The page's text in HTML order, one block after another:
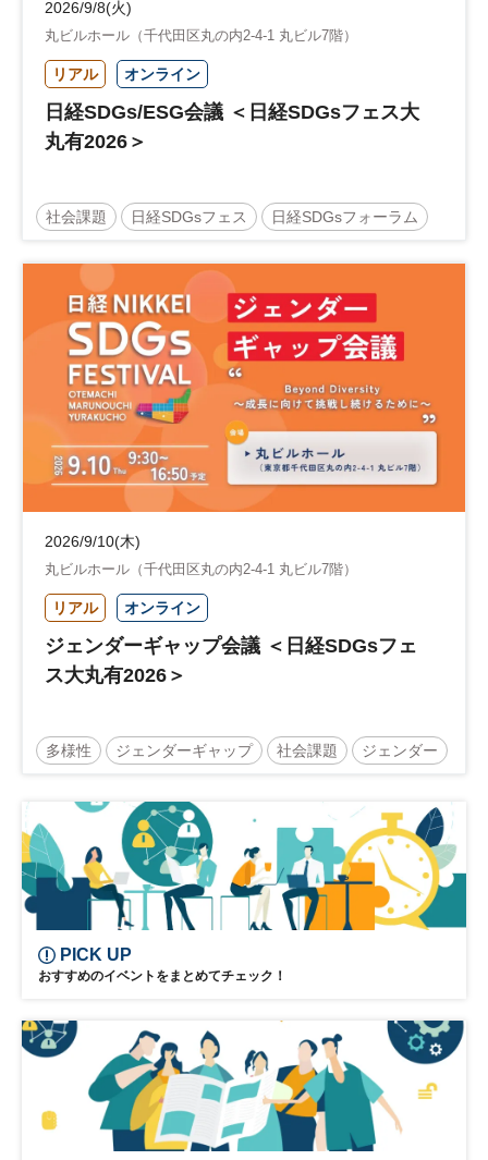
2026/9/8(火)
丸ビルホール（千代田区丸の内2-4-1 丸ビル7階）
リアル オンライン
日経SDGs/ESG会議 ＜日経SDGsフェス大
丸有2026＞
社会課題 日経SDGsフェス 日経SDGsフォーラム
サステナブル ESG 経営戦略 SDGs 参加無料
2026/9/10(木)
丸ビルホール（千代田区丸の内2-4-1 丸ビル7階）
リアル オンライン
ジェンダーギャップ会議 ＜日経SDGsフェ
ス大丸有2026＞
多様性 ジェンダーギャップ 社会課題 ジェンダー
日経SDGsフォーラム SDGs ダイバーシティ
女性活躍 参加無料
PICK UP
おすすめのイベントをまとめてチェック！